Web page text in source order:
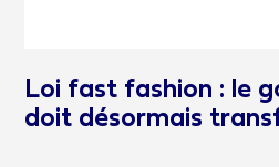
Loi fast fashion : le
doit désormais